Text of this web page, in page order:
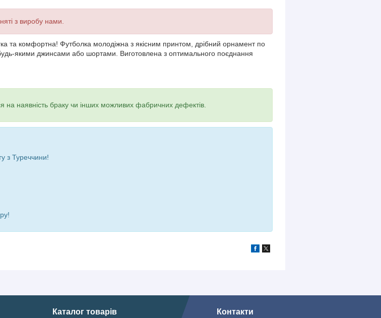
з виробу нами.
та комфортна! Футболка молодіжна з якісним принтом, дрібний орнамент по
якими джинсами або шортами. Виготовлена ​​з оптимального поєднання
на наявність браку чи інших можливих фабричних дефектів.
з Туреччини!
Каталог товарів Контакти